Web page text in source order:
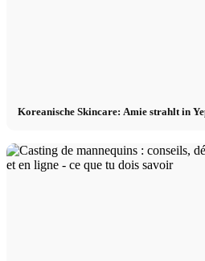
Koreanische Skincare: Amie strahlt in